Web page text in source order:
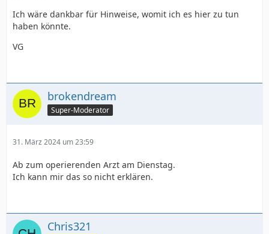
Ich wäre dankbar für Hinweise, womit ich es hier zu tun
haben könnte.
VG
brokendream
Super-Moderator
31. März 2024 um 23:59
Ab zum operierenden Arzt am Dienstag.
Ich kann mir das so nicht erklären.
Chris321